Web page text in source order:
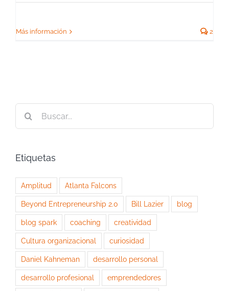
Más información 2
Etiquetas
Amplitud Atlanta Falcons
Beyond Entrepreneurship 2.0 Bill Lazier blog
blog spark coaching creatividad
Cultura organizacional curiosidad
Daniel Kahneman desarrollo personal
desarrollo profesional emprendedores